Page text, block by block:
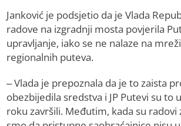
Јanković je podsjetio da je Vlada
radove na izgradnji mosta povjerila
upravljanje, iako se ne nalaze na
regionalnih puteva.
– Vlada je prepoznala da je to zaista
obezbijedila sredstva i ЈP Putevi su to
roku završili. Međutim, kada su radovi